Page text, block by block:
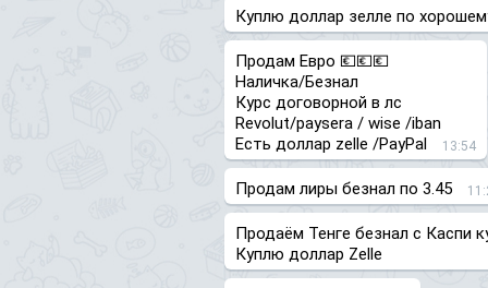
Куплю доллар зелле по
Продам Евро 💶💶💶
Наличка/Безнал
Курс договорной в лс
Revolut/paysera / wise /iban
Есть доллар zelle /PayPal
13:54
Продам лиры безнал по 3.45
Продаём Тенге безнал с Каспи
Куплю доллар Zelle